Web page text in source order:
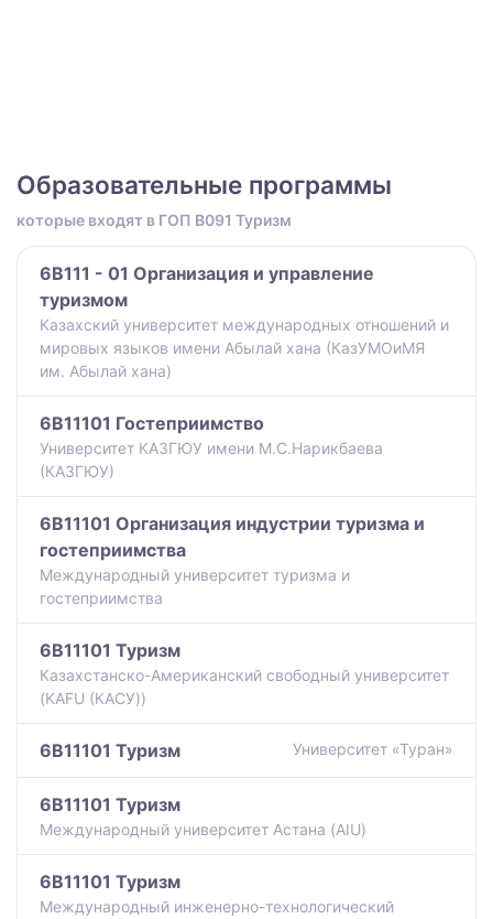
Образовательные программы
которые входят в ГОП B091 Туризм
6B111 - 01 Организация и управление
туризмом
Казахский университет международных отношений и
мировых языков имени Абылай хана (КазУМОиМЯ
им. Абылай хана)
6B11101 Гостеприимство
Университет КАЗГЮУ имени М.С.Нарикбаева
(КАЗГЮУ)
6B11101 Организация индустрии туризма и
гостеприимства
Международный университет туризма и
гостеприимства
6B11101 Туризм
Казахстанско-Американский свободный университет
(KAFU (КАСУ))
6B11101 Туризм Университет «Туран»
6B11101 Туризм
Международный университет Астана (AIU)
6B11101 Туризм
Международный инженерно-технологический